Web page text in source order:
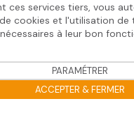
utiles
données
ces services tiers, vous
cookies et l'utilisation de
à leur bon
PARAMÉTRER
ACCEPTER & FERMER